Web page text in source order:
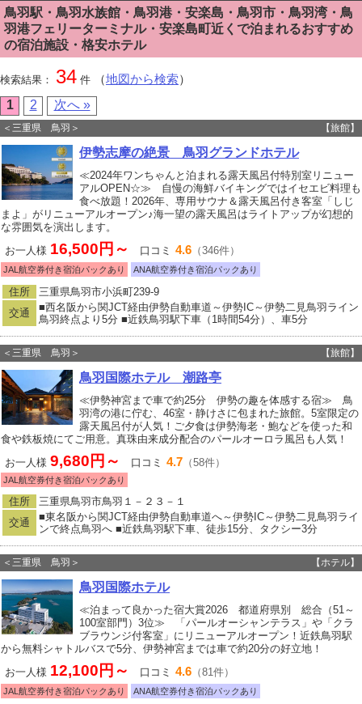
鳥羽駅・鳥羽水族館・鳥羽港・安楽島・鳥羽市・鳥羽湾・鳥
羽港フェリーターミナル・安楽島町近くで泊まれるおすすめ
の宿泊施設・格安ホテル
検索結果： 34 件 （地図から検索）
1 2 次へ »
＜三重県 鳥羽＞ 【旅館】
伊勢志摩の絶景 鳥羽グランドホテル
≪2024年ワンちゃんと泊まれる露天風呂付特別室リニュー
アルOPEN☆≫ 自慢の海鮮バイキングではイセエビ料理も
食べ放題！2026年、専用サウナ＆露天風呂付き客室「しじ
まよ」がリニューアルオープン♪海一望の露天風呂はライトアップが幻想的
な雰囲気を演出します。
お一人様 16,500円～ 口コミ 4.6 （346件）
JAL航空券付き宿泊パックあり ANA航空券付き宿泊パックあり
住所
三重県鳥羽市小浜町239-9
交通
■西名阪から関JCT経由伊勢自動車道～伊勢IC～伊勢二見鳥羽ライン
鳥羽終点より5分 ■近鉄鳥羽駅下車（1時間54分）、車5分
＜三重県 鳥羽＞ 【旅館】
鳥羽国際ホテル 潮路亭
≪伊勢神宮まで車で約25分 伊勢の趣を体感する宿≫ 鳥
羽湾の港に佇む、46室・静けさに包まれた旅館。5室限定の
露天風呂付が人気！ご夕食は伊勢海老・鮑などを使った和
食や鉄板焼にてご用意。真珠由来成分配合のパールオーロラ風呂も人気！
お一人様 9,680円～ 口コミ 4.7 （58件）
JAL航空券付き宿泊パックあり
住所
三重県鳥羽市鳥羽１－２３－１
交通
■東名阪から関JCT経由伊勢自動車道へ～伊勢IC～伊勢二見鳥羽ライ
ンで終点鳥羽へ ■近鉄鳥羽駅下車、徒歩15分、タクシー3分
＜三重県 鳥羽＞ 【ホテル】
鳥羽国際ホテル
≪泊まって良かった宿大賞2026 都道府県別 総合（51～
100室部門）3位≫ 「パールオーシャンテラス」や「クラ
ブラウンジ付客室」にリニューアルオープン！近鉄鳥羽駅
から無料シャトルバスで5分、伊勢神宮までは車で約20分の好立地！
お一人様 12,100円～ 口コミ 4.6 （81件）
JAL航空券付き宿泊パックあり ANA航空券付き宿泊パックあり